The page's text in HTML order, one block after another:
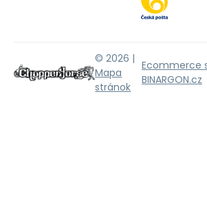
© 2026 |
Mapa
stránok
Ecommerce
BINARGON.cz